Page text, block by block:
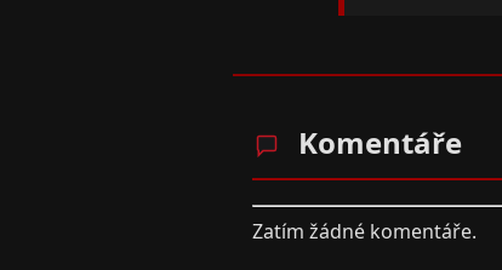
Komentáře
Zatím žádné komentáře.